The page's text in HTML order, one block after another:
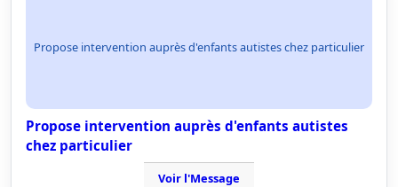
Propose intervention auprès d'enfants autistes chez particulier
Propose intervention auprès d'enfants autistes
chez particulier
Voir l'Message